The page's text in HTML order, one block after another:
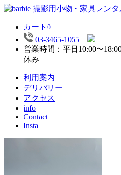
カート 0
03-3465-1055
営業時間：平日10:00〜
休み
利用案内
デリバリー
アクセス
info
Contact
Insta